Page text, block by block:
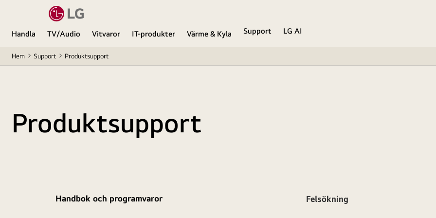
Handla TV/Audio Vitvaror IT-produkter Värme & Kyla Support LG AI
Hem Support Produktsupport
Produktsupport
Handbok och programvaror Felsökning